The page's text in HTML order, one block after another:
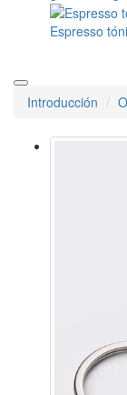
Espresso
Introducción